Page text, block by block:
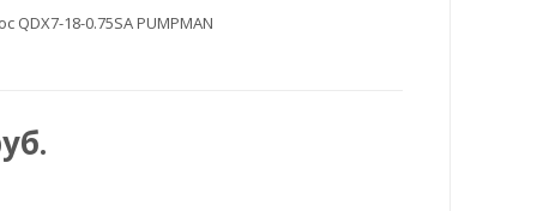
QDX7-18-0.75SA PUMPMAN